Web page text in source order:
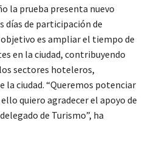
la prueba presenta nuevo
días de participación de
es ampliar el tiempo de
en la ciudad, contribuyendo
sectores hoteleros,
la ciudad. “Queremos potenciar
quiero agradecer el apoyo de
de Turismo”, ha